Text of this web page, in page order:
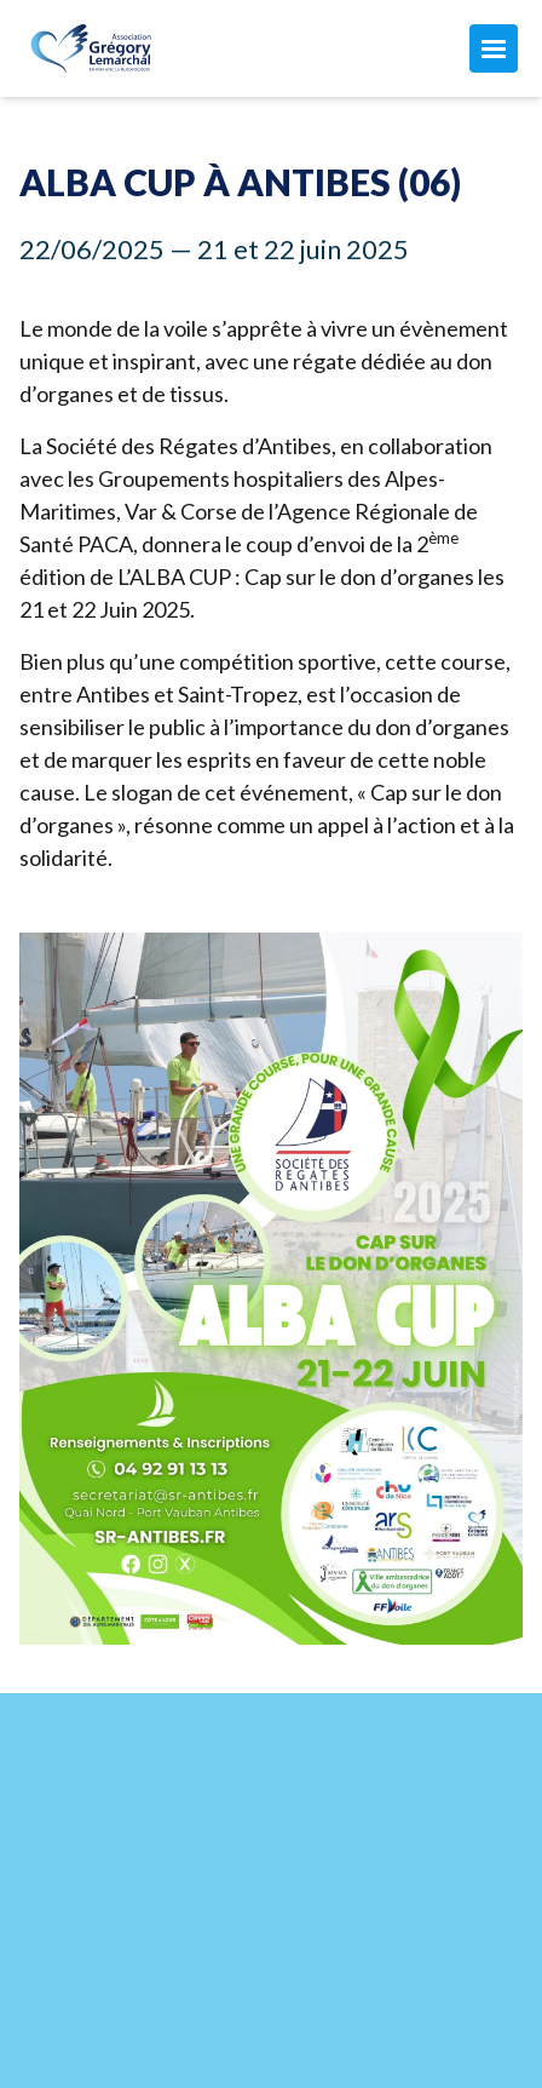
Maison Grégory Lemarchal
Mon compte
L'association
Nos finances
Qu'est-ce que c'est ?
Aujourd'hui avec la mucoviscidose...
Vous êtes concernés par la muco ?
Toutes nos actualités
Nos manifestations
AGISSEZ AVEC NOUS
Comment nous aider
Faire un don ↗︎
Donner chaque mois
Devenir adhérent
Devenir bénévole
Pour les écoles
Legs & Assurance-vie
Lancer une collecte
Devenir partenaire
ADHÉSION 2026 ↗︎
Adhérer ou renouveler votre adhésion par CB
Adhérer par prélèvement automatique
JE FAIS UN DON
ALBA CUP À ANTIBES (06)
22/06/2025 — 21 et 22 juin 2025
Le monde de la voile s’apprête à vivre un évènement
unique et inspirant, avec une régate dédiée au don
d’organes et de tissus.
La Société des Régates d’Antibes, en collaboration
avec les Groupements hospitaliers des Alpes-
Maritimes, Var& Corse de l’Agence Régionale de
Santé PACA, donnera le coup d’envoi de la 2ème
édition de L’ALBACUP: Cap sur le don d’organes les
21et 22Juin 2025.
Bien plus qu’une compétition sportive, cette course,
entre Antibes et Saint-Tropez, est l’occasion de
sensibiliser le public à l’importance du don d’organes
et de marquer les esprits en faveur de cette noble
cause. Le slogan de cet événement, « Cap sur le don
d’organes », résonne comme un appel à l’action et à la
solidarité.